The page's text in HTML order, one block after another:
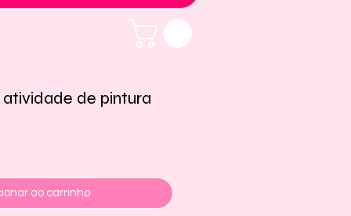
de pintura
ao carrinho